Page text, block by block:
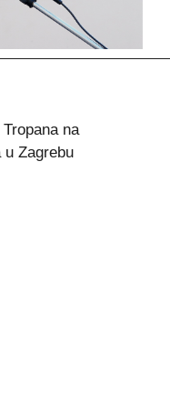
na
Zagrebu